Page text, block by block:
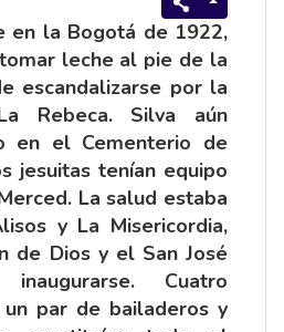
en la Bogotá de 1922,
leche al pie de la
escandalizarse por la
Rebeca. Silva aún
en el Cementerio de
jesuitas tenían equipo
La salud estaba
y La Misericordia,
de Dios y el San José
Cuatro
un par de bailaderos y